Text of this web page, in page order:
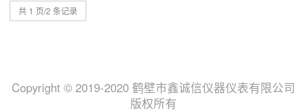
共 1 页/2 条记录
Copyright © 2019-2020 鹤壁市鑫诚信仪器仪表有限公司
版权所有